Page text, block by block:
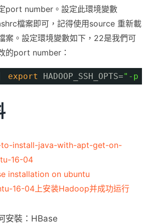
port number。設定此環境變數
檔案即可，記得使用source 重新載
案。設定環境變數如下，22是我們可
的port number：
export HADOOP_SSH_OPTS="-p
install-java-with-apt-get-on-
16-04
installation on ubuntu
16-04上安装Hadoop并成功运行
安裝：HBase